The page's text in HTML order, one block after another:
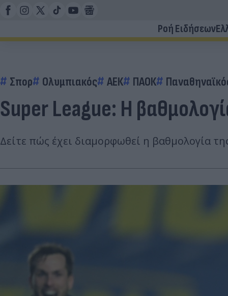
Ροή Ειδήσεων
Σπορ Ολυμπιακός ΑΕΚ ΠΑΟΚ
Super League: Η
Δείτε πώς έχει διαμορφωθεί η βαθμολογία